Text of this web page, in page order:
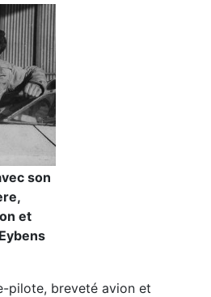
son
et
pilote, breveté avion et